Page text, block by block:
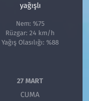
yağışlı
Nem: %75
Rüzgar: 24 km/h
Yağış Olasılığı: %88
27 MART
CUMA